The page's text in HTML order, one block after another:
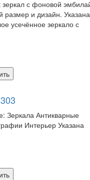
зеркал с фоновой
и дизайн. Указана
усечённое зеркало с
Зеркала Антикварные
Интерьер Указана